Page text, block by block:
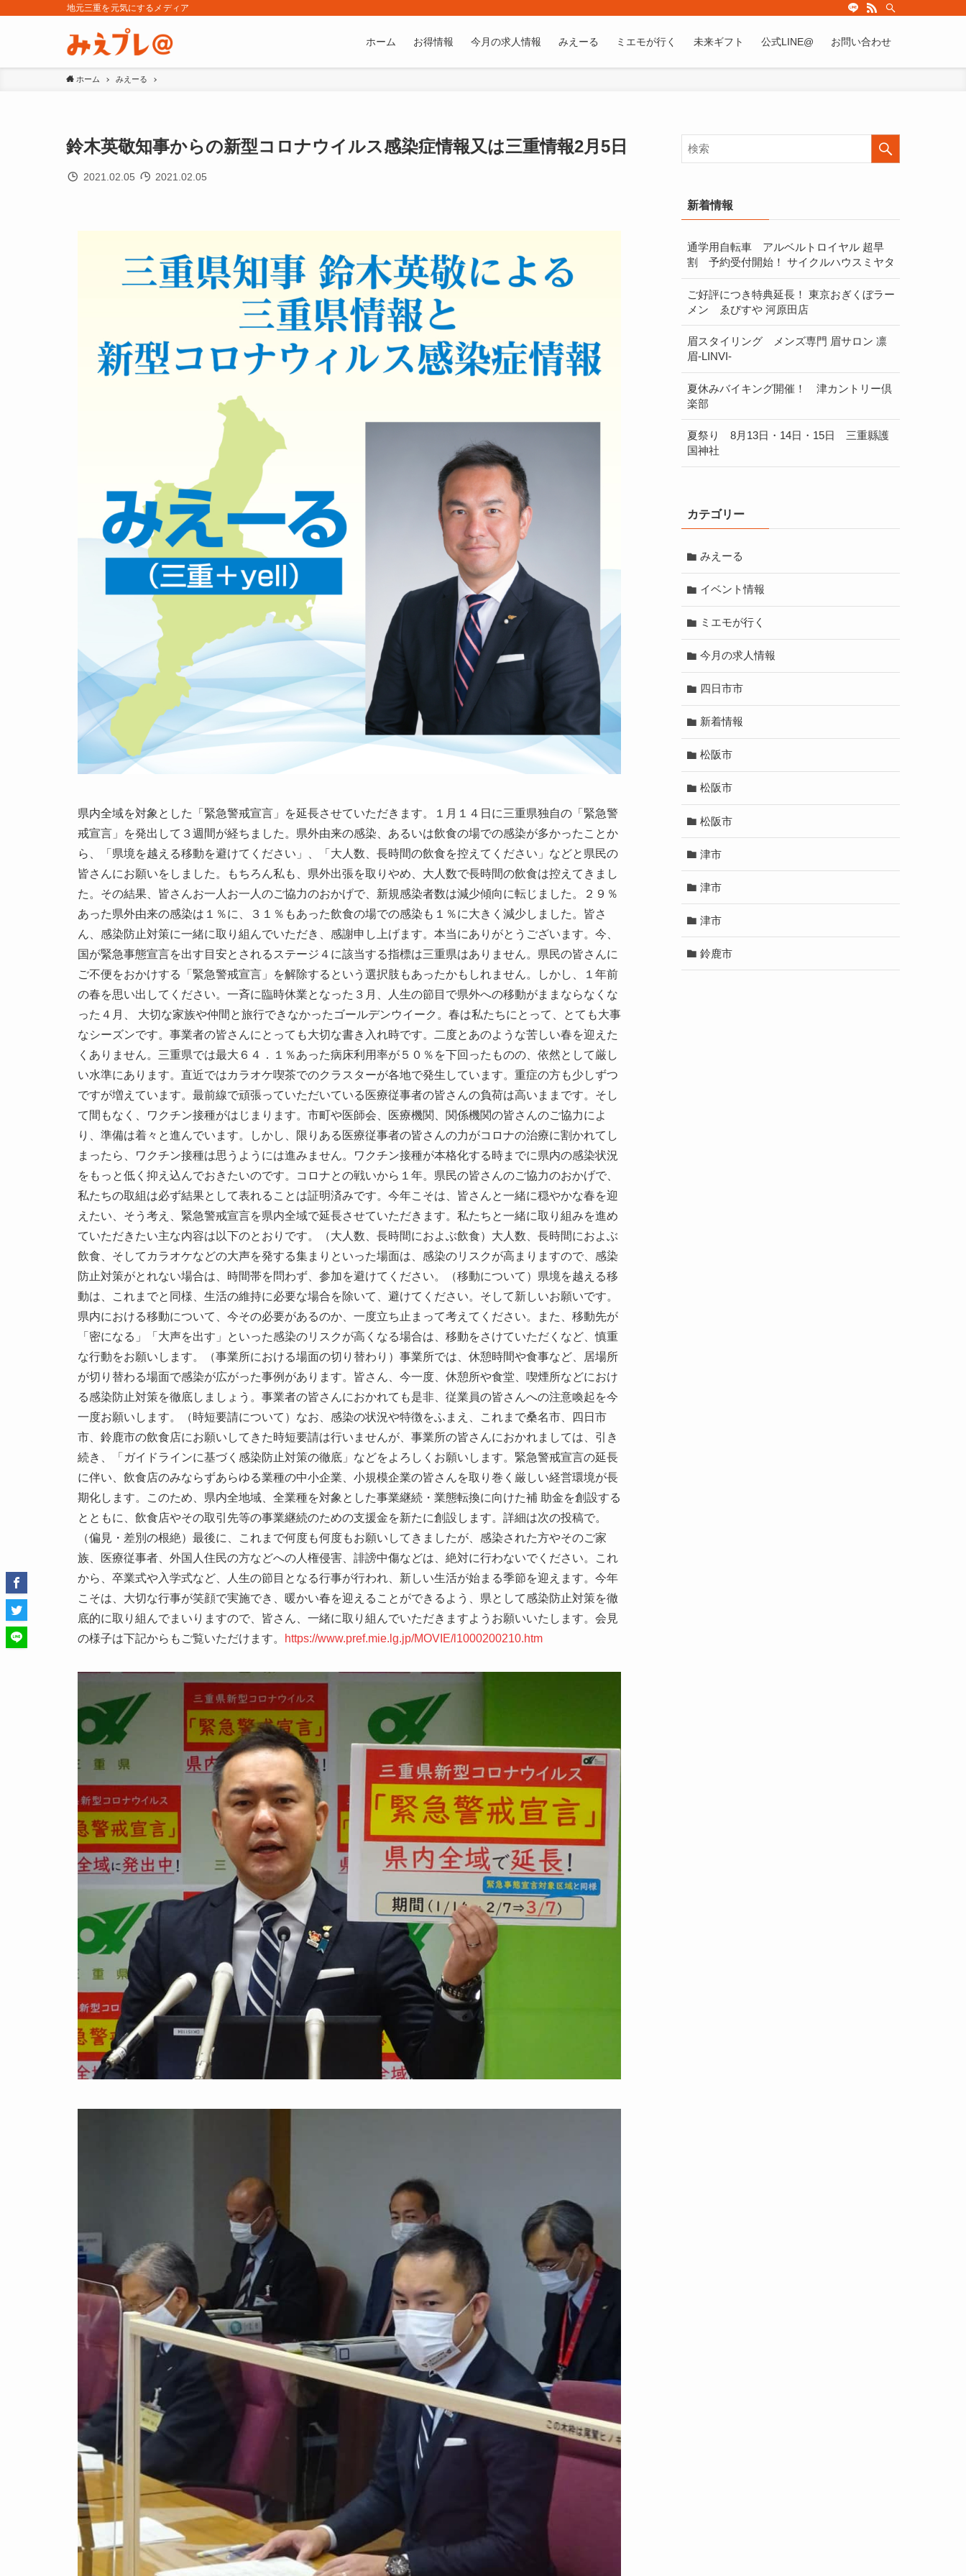
地元三重を元気にするメディア
ホーム お得情報 今月の求人情報 みえーる ミエモが行く 未来ギフト 公式LINE@ お問い合わせ
ホーム みえーる
鈴木英敬知事からの新型コロナウイルス感染症情報又は三重情報2月5日
2021.02.05 2021.02.05
県内全域を対象とした「緊急警戒宣言」を延長させていただきます。１月１４日に三重県独自の「緊急警
戒宣言」を発出して３週間が経ちました。県外由来の感染、あるいは飲食の場での感染が多かったことか
ら、「県境を越える移動を避けてください」、「大人数、長時間の飲食を控えてください」などと県民の
皆さんにお願いをしました。もちろん私も、県外出張を取りやめ、大人数で長時間の飲食は控えてきまし
た。その結果、皆さんお一人お一人のご協力のおかげで、新規感染者数は減少傾向に転じました。２９％
あった県外由来の感染は１％に、３１％もあった飲食の場での感染も１％に大きく減少しました。皆さ
ん、感染防止対策に一緒に取り組んでいただき、感謝申し上げます。本当にありがとうございます。今、
国が緊急事態宣言を出す目安とされるステージ４に該当する指標は三重県はありません。県民の皆さんに
ご不便をおかけする「緊急警戒宣言」を解除するという選択肢もあったかもしれません。しかし、１年前
の春を思い出してください。一斉に臨時休業となった３月、人生の節目で県外への移動がままならなくな
った４月、 大切な家族や仲間と旅行できなかったゴールデンウイーク。春は私たちにとって、とても大事
なシーズンです。事業者の皆さんにとっても大切な書き入れ時です。二度とあのような苦しい春を迎えた
くありません。三重県では最大６４．１％あった病床利用率が５０％を下回ったものの、依然として厳し
い水準にあります。直近ではカラオケ喫茶でのクラスターが各地で発生しています。重症の方も少しずつ
ですが増えています。最前線で頑張っていただいている医療従事者の皆さんの負荷は高いままです。そし
て間もなく、ワクチン接種がはじまります。市町や医師会、医療機関、関係機関の皆さんのご協力によ
り、準備は着々と進んでいます。しかし、限りある医療従事者の皆さんの力がコロナの治療に割かれてし
まったら、ワクチン接種は思うようには進みません。ワクチン接種が本格化する時までに県内の感染状況
をもっと低く抑え込んでおきたいのです。コロナとの戦いから１年。県民の皆さんのご協力のおかげで、
私たちの取組は必ず結果として表れることは証明済みです。今年こそは、皆さんと一緒に穏やかな春を迎
えたい、そう考え、緊急警戒宣言を県内全域で延長させていただきます。私たちと一緒に取り組みを進め
ていただきたい主な内容は以下のとおりです。（大人数、長時間におよぶ飲食）大人数、長時間におよぶ
飲食、そしてカラオケなどの大声を発する集まりといった場面は、感染のリスクが高まりますので、感染
防止対策がとれない場合は、時間帯を問わず、参加を避けてください。（移動について）県境を越える移
動は、これまでと同様、生活の維持に必要な場合を除いて、避けてください。そして新しいお願いです。
県内における移動について、今その必要があるのか、一度立ち止まって考えてください。また、移動先が
「密になる」「大声を出す」といった感染のリスクが高くなる場合は、移動をさけていただくなど、慎重
な行動をお願いします。（事業所における場面の切り替わり）事業所では、休憩時間や食事など、居場所
が切り替わる場面で感染が広がった事例があります。皆さん、今一度、休憩所や食堂、喫煙所などにおけ
る感染防止対策を徹底しましょう。事業者の皆さんにおかれても是非、従業員の皆さんへの注意喚起を今
一度お願いします。（時短要請について）なお、感染の状況や特徴をふまえ、これまで桑名市、四日市
市、鈴鹿市の飲食店にお願いしてきた時短要請は行いませんが、事業所の皆さんにおかれましては、引き
続き、「ガイドラインに基づく感染防止対策の徹底」などをよろしくお願いします。緊急警戒宣言の延長
に伴い、飲食店のみならずあらゆる業種の中小企業、小規模企業の皆さんを取り巻く厳しい経営環境が長
期化します。このため、県内全地域、全業種を対象とした事業継続・業態転換に向けた補 助金を創設する
とともに、飲食店やその取引先等の事業継続のための支援金を新たに創設します。詳細は次の投稿で。
（偏見・差別の根絶）最後に、これまで何度も何度もお願いしてきましたが、感染された方やそのご家
族、医療従事者、外国人住民の方などへの人権侵害、誹謗中傷などは、絶対に行わないでください。これ
から、卒業式や入学式など、人生の節目となる行事が行われ、新しい生活が始まる季節を迎えます。今年
こそは、大切な行事が笑顔で実施でき、暖かい春を迎えることができるよう、県として感染防止対策を徹
底的に取り組んでまいりますので、皆さん、一緒に取り組んでいただきますようお願いいたします。会見
の様子は下記からもご覧いただけます。
https://www.pref.mie.lg.jp/MOVIE/l1000200210.htm
索
新着情報
通学用自転車 アルベルトロイヤル 超早
割 予約受付開始！ サイクルハウスミヤタ
ご好評につき特典延長！ 東京おぎくぼラー
メン ゑびすや 河原田店
眉スタイリング メンズ専門 眉サロン 凛
眉-LINVI-
夏休みバイキング開催！ 津カントリー倶
楽部
夏祭り 8月13日・14日・15日 三重縣護
国神社
カテゴリー
みえーる
イベント情報
ミエモが行く
今月の求人情報
四日市市
新着情報
松阪市
松阪市
松阪市
津市
津市
津市
鈴鹿市